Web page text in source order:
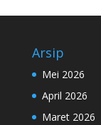
Arsip
Mei 2026
April 2026
Maret 2026